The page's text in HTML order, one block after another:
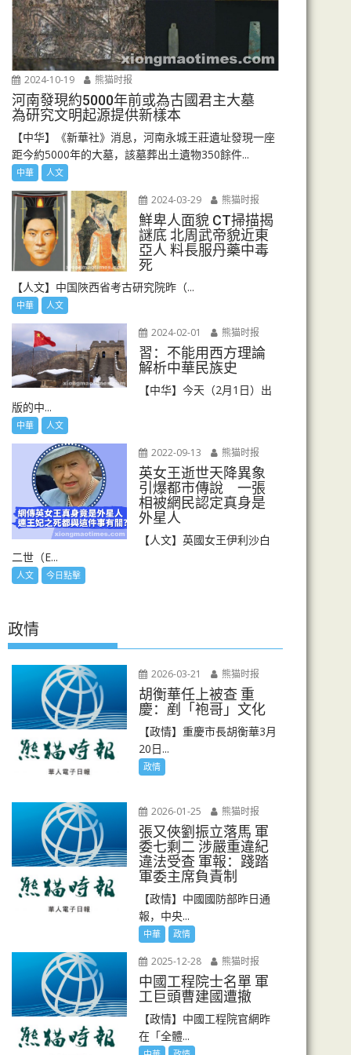
2024-10-19 熊猫时报
河南發現約5000年前或為古國君主大墓
為研究文明起源提供新樣本
【中华】《新華社》消息，河南永城王莊遺址發現一座
距今約5000年的大墓，該墓葬出土遺物350餘件...
中華 人文
2024-03-29 熊猫时报
鮮卑人面貌 CT掃描揭
謎底 北周武帝貌近東
亞人 料長服丹藥中毒
死
【人文】中国陜西省考古研究院昨（...
中華 人文
2024-02-01 熊猫时报
習：不能用西方理論
解析中華民族史
【中华】今天（2月1日）出
版的中...
中華 人文
2022-09-13 熊猫时报
英女王逝世天降異象
引爆都市傳說 一張
相被網民認定真身是
外星人
【人文】英國女王伊利沙白
二世（E...
人文 今日點擊
政情
2026-03-21 熊猫时报
胡衡華任上被查 重
慶：剷「袍哥」文化
【政情】重慶市長胡衡華3月
20日...
政情
2026-01-25 熊猫时报
張又俠劉振立落馬 軍
委七剩二 涉嚴重違紀
違法受查 軍報：踐踏
軍委主席負責制
【政情】中國國防部昨日通
報，中央...
中華 政情
2025-12-28 熊猫时报
中國工程院士名單 軍
工巨頭曹建國遭撤
【政情】中國工程院官網昨
在「全體...